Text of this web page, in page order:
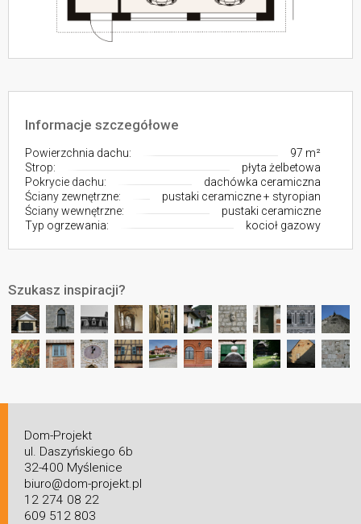
Informacje szczegółowe
Powierzchnia dachu:
97 m²
Strop:
płyta żelbetowa
Pokrycie dachu:
dachówka ceramiczna
Ściany zewnętrzne:
pustaki ceramiczne + styropian
Ściany wewnętrzne:
pustaki ceramiczne
Typ ogrzewania:
kocioł gazowy
Szukasz inspiracji?
Dom-Projekt
ul. Daszyńskiego 6b
32-400 Myślenice
biuro@dom-projekt.pl
12 274 08 22
609 512 803